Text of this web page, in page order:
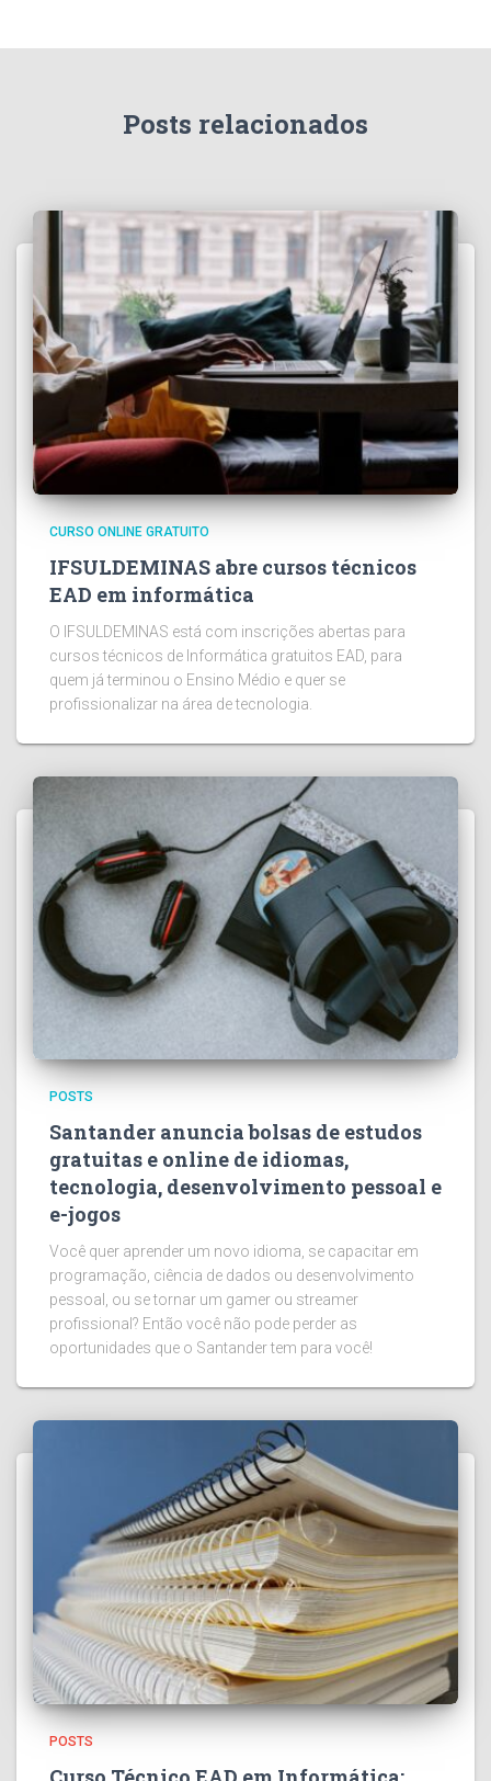
Posts relacionados
CURSO ONLINE GRATUITO
IFSULDEMINAS abre cursos técnicos
EAD em informática
O IFSULDEMINAS está com inscrições abertas para
cursos técnicos de Informática gratuitos EAD, para
quem já terminou o Ensino Médio e quer se
profissionalizar na área de tecnologia.
POSTS
Santander anuncia bolsas de estudos
gratuitas e online de idiomas,
tecnologia, desenvolvimento pessoal e
e-jogos
Você quer aprender um novo idioma, se capacitar em
programação, ciência de dados ou desenvolvimento
pessoal, ou se tornar um gamer ou streamer
profissional? Então você não pode perder as
oportunidades que o Santander tem para você!
POSTS